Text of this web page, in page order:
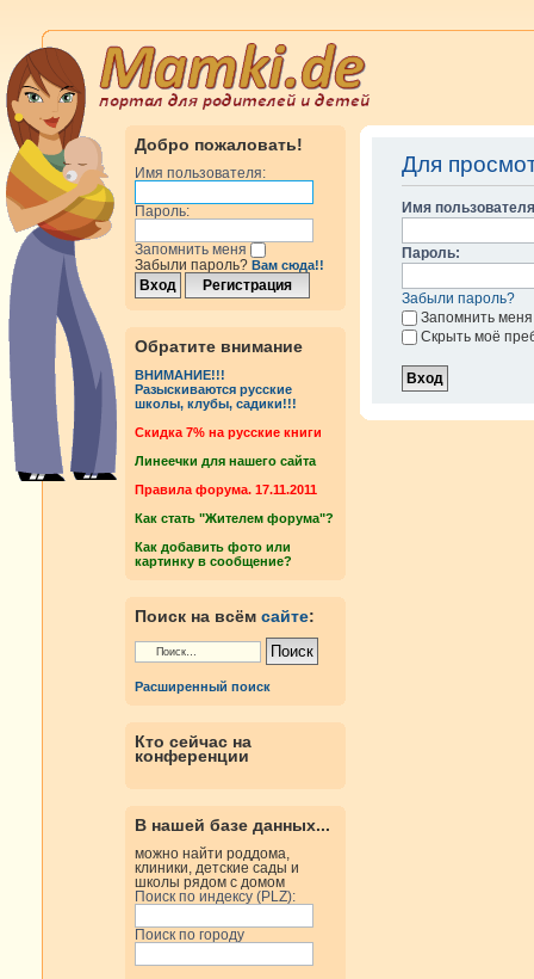
Добро пожаловать!
Имя пользователя:
Пароль:
Запомнить меня
Забыли пароль? Вам сюда!!
Обратите внимание
ВНИМАНИЕ!!!
Разыскиваются русские
школы, клубы, садики!!!
Cкидка 7% на русские книги
Линеечки для нашего сайта
Правила форума. 17.11.2011
Как стать "Жителем форума"?
Как добавить фото или
картинку в сообщение?
Поиск на всём сайте:
Расширенный поиск
Кто сейчас на
конференции
В нашей базе данных...
можно найти роддома,
клиники, детские сады и
школы рядом с домом
Поиск по индексу (PLZ):
Поиск по городу
Для
Имя
Пароль:
Забыли пароль?
Запомнить меня
Скрыть моё